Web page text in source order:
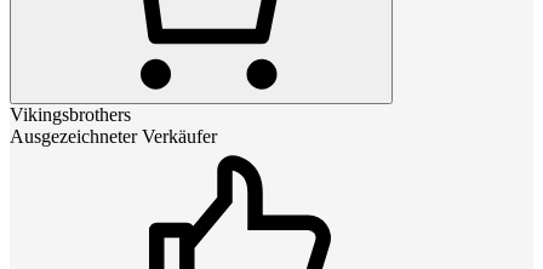
Vikingsbrothers
Ausgezeichneter Verkäufer